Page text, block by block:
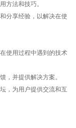
方法和技巧。
分享经验，以解决在使
使用过程中遇到的技术
，并提供解决方案。
，为用户提供交流和互